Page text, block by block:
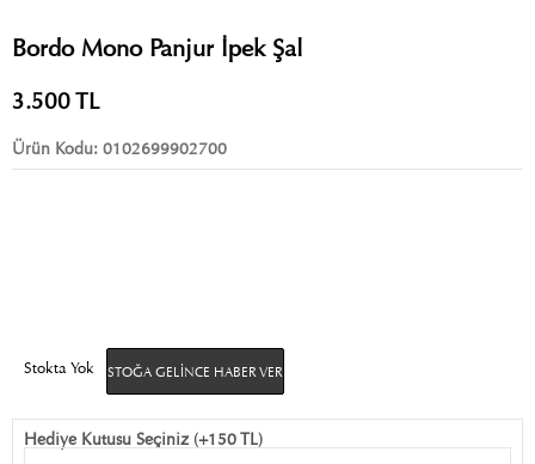
Bordo Mono Panjur İpek Şal
3.500TL
Ürün Kodu: 0102699902700
Stokta Yok STOĞA GELINCE HABER VER
Hediye Kutusu Seçiniz (+150 TL)